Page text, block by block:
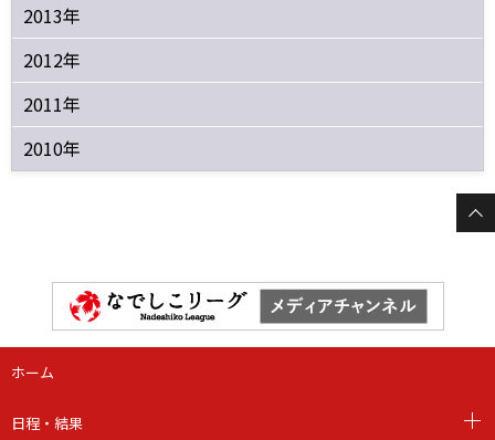
2013年
2012年
2011年
2010年
ホーム
日程・結果